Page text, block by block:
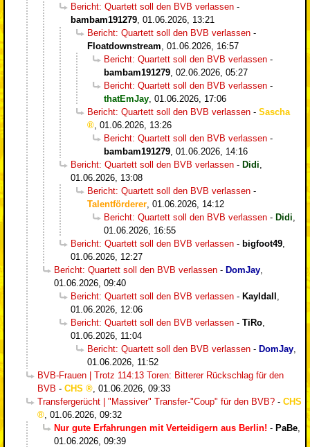
Bericht: Quartett soll den BVB verlassen -
bambam191279 01.06.2026, 13:21
Bericht: Quartett soll den BVB verlassen -
Floatdownstream 01.06.2026, 16:57
Bericht: Quartett soll den BVB verlassen -
bambam191279 02.06.2026, 05:27
Bericht: Quartett soll den BVB verlassen -
thatEmJay 01.06.2026, 17:06
Bericht: Quartett soll den BVB verlassen - Sascha
01.06.2026, 13:26
Bericht: Quartett soll den BVB verlassen -
bambam191279 01.06.2026, 14:16
Bericht: Quartett soll den BVB verlassen - Didi
01.06.2026, 13:08
Bericht: Quartett soll den BVB verlassen -
Talentförderer 01.06.2026, 14:12
Bericht: Quartett soll den BVB verlassen - Didi
01.06.2026, 16:55
Bericht: Quartett soll den BVB verlassen - bigfoot49
01.06.2026, 12:27
Bericht: Quartett soll den BVB verlassen - DomJay
01.06.2026, 09:40
Bericht: Quartett soll den BVB verlassen - Kayldall
01.06.2026, 12:06
Bericht: Quartett soll den BVB verlassen - TiRo
01.06.2026, 11:04
Bericht: Quartett soll den BVB verlassen - DomJay
01.06.2026, 11:52
BVB-Frauen | Trotz 114:13 Toren: Bitterer Rückschlag für den
BVB - CHS
01.06.2026, 09:33
Transfergerücht | "Massiver" Transfer-"Coup" für den BVB? - CHS
01.06.2026, 09:32
Nur gute Erfahrungen mit Verteidigern aus Berlin! - PaBe
01.06.2026, 09:39